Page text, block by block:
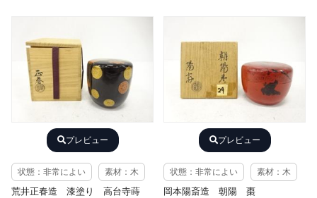
プレビュー
状態：非常によい 素材：木
荒井正春造 漆塗り 高台寺蒔
プレビュー
状態：非常によい 素材：木
岡本陽斎造 朝陽 棗